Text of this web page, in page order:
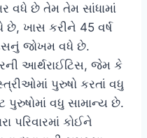
છે તેમ તેમ સાંધામાં
છે, ખાસ કરીને 45 વર્ષ
જોખમ વધે છે.
આર્થરાઈટિસ, જેમ કે
પુરુષો કરતાં વધુ
વધુ સામાન્ય છે.
પરિવારમાં કોઈને